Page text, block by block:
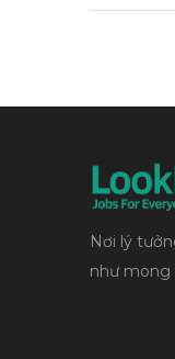
Nơi lý
như mong